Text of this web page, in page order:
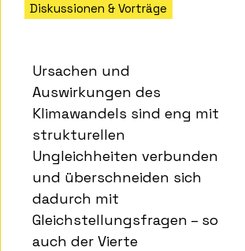
Diskussionen & Vorträge
Ursachen und
Auswirkungen des
Klimawandels sind eng mit
strukturellen
Ungleichheiten verbunden
und überschneiden sich
dadurch mit
Gleichstellungsfragen – so
auch der Vierte